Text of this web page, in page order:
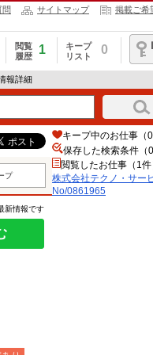
問 サイトマップ 掲載ご希
閲覧
履歴
1
キープ
リスト
0
ログ
報詳細
プ
新情報です
キープ中のお仕事（0
保存した検索条件（0
閲覧したお仕事（1件
株式会社テクノ・サー
No/0861965